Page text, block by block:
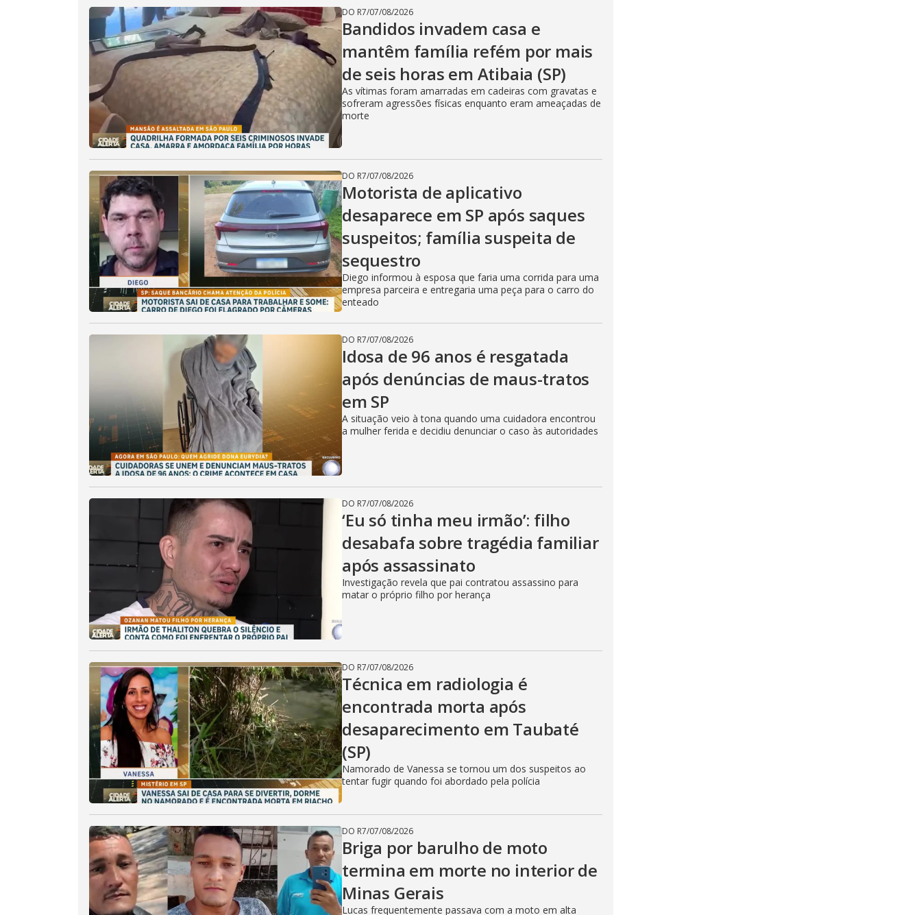
DO R7/07/08/2026
Bandidos invadem casa e
mantêm família refém por mais
de seis horas em Atibaia (SP)
As vítimas foram amarradas em cadeiras com gravatas e
sofreram agressões físicas enquanto eram ameaçadas de
morte
DO R7/07/08/2026
Motorista de aplicativo
desaparece em SP após saques
suspeitos; família suspeita de
sequestro
Diego informou à esposa que faria uma corrida para uma
empresa parceira e entregaria uma peça para o carro do
enteado
DO R7/07/08/2026
Idosa de 96 anos é resgatada
após denúncias de maus-tratos
em SP
A situação veio à tona quando uma cuidadora encontrou
a mulher ferida e decidiu denunciar o caso às autoridades
DO R7/07/08/2026
‘Eu só tinha meu irmão’: filho
desabafa sobre tragédia familiar
após assassinato
Investigação revela que pai contratou assassino para
matar o próprio filho por herança
DO R7/07/08/2026
Técnica em radiologia é
encontrada morta após
desaparecimento em Taubaté
(SP)
Namorado de Vanessa se tornou um dos suspeitos ao
tentar fugir quando foi abordado pela polícia
DO R7/07/08/2026
Briga por barulho de moto
termina em morte no interior de
Minas Gerais
Lucas frequentemente passava com a moto em alta